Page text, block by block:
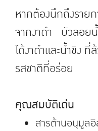
หากต้องนึกถึงราย
จากงาดำ บัวลอยน้
ได้งาดำและน้ำขิง ที่
รสชาติที่อร่อย
คุณสมบัติเด่น
สารต้านอนุมูลอิ